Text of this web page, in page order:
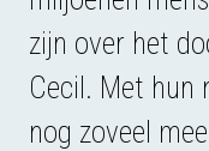
zijn over het
Cecil. Met hun
nog zoveel